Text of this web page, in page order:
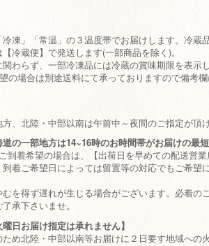
凍」「常温」の３温度帯でお届けします。冷蔵
冷蔵便】で発送します(一部商品を除く)。
わらず、一部冷凍品には冷蔵の賞味期限を表示
の場合は別途送料にて承っておりますので備考
、北陸・中部以南は午前中～夜間のご指定が頂け
の一部地方は14~16時のお時間帯がお届けの最
到着希望の場合は、【出荷日を早めての配送営
着ご希望日によっては留置等の対応でもご希望
を得ず遅れが生じる場合がございます。必着の
承下さいませ。
日お届け指定は承れません】
め北陸・中部以南等お届けに２日要す地域への